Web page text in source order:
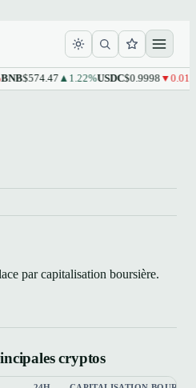
$574.47▲1.22%USDC$0.9998▼0.01%
par capitalisation boursière.
cryptos